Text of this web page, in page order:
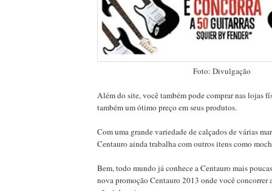
Foto: Divulgação
Além do site, você também pode comprar nas lojas
também um ótimo preço em seus produtos.
Com uma grande variedade de calçados de várias
Centauro ainda trabalha com outros itens como
Bem, todo mundo já conhece a Centauro mais
nova promoção Centauro 2013 onde você concorrer